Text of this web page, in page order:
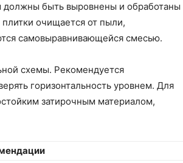
должны быть выровнены и обработаны
очищается от пыли,
самовыравнивающейся смесью.
схемы. Рекомендуется
горизонтальность уровнем. Для
затирочным материалом,